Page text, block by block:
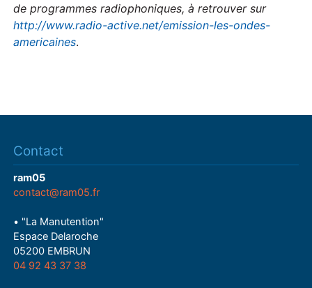
de programmes radiophoniques, à retrouver sur
http://www.radio-active.net/emission-les-ondes-
americaines.
Contact
ram05
contact@ram05.fr
• "La Manutention"
Espace Delaroche
05200 EMBRUN
04 92 43 37 38